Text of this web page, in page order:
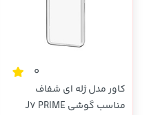
0
کاور مدل ژله ای شفاف
مناسب گوشی J7 PRIME